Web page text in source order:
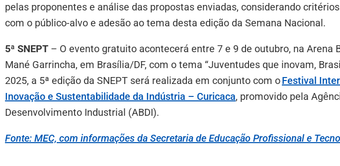
pelas proponentes e análise das propostas enviadas, considerando
com o público-alvo e adesão ao tema desta edição da Semana Nacional.
5ª SNEPT – O evento gratuito acontecerá entre 7 e 9 de outubro, na Arena
Mané Garrincha, em Brasília/DF, com o tema “Juventudes que inovam,
2025, a 5ª edição da SNEPT será realizada em conjunto com oFestival
Inovação e Sustentabilidade da Indústria – Curicaca, promovido pela
Desenvolvimento Industrial (ABDI).
Fonte: MEC, com informações da Secretaria de Educação Profissional e